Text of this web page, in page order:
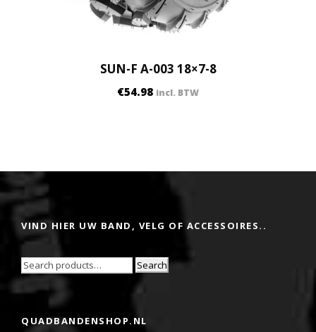
SUN-F A-003 18×7-8
€54.98 incl. BTW
VIND HIER UW BAND, VELG OF ACCESSOIRES..
Search
QUADBANDENSHOP.NL